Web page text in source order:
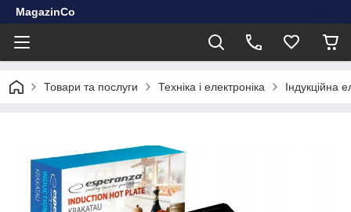
MagazinCo
Товари та послуги Техніка і електроніка Індукційна